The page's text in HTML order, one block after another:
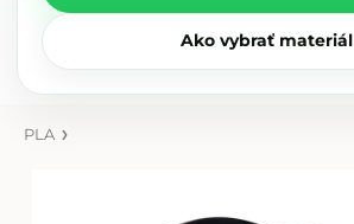
Ako vybrať materiál
PLA